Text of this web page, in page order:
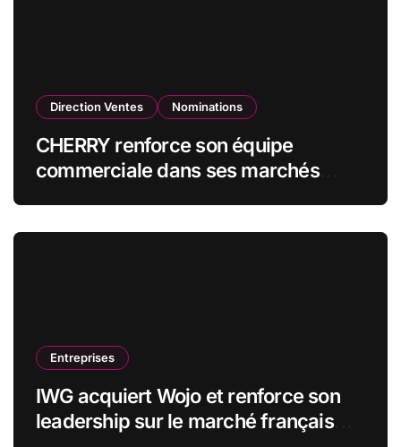
Direction Ventes Nominations
CHERRY renforce son équipe
commerciale dans ses marchés
Entreprises
IWG acquiert Wojo et renforce son
leadership sur le marché français